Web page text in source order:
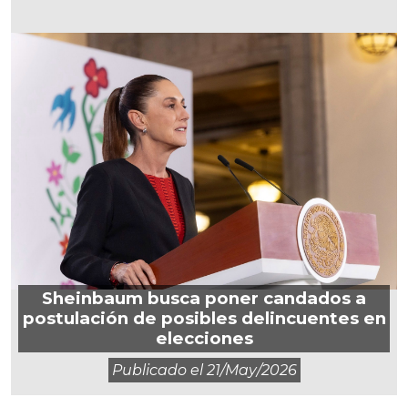
Sheinbaum busca poner candados a
postulación de posibles delincuentes en
elecciones
Publicado el21/may/2026